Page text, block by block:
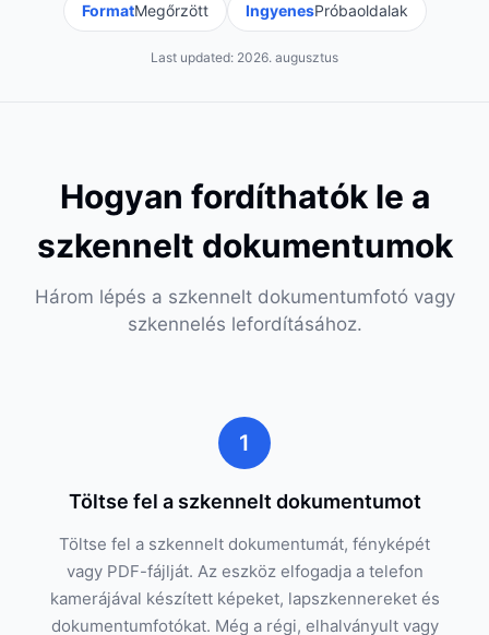
FormatMegőrzött IngyenesPróbaoldalak
Last updated: 2026. augusztus
Hogyan fordíthatók le a
szkennelt dokumentumok
Három lépés a szkennelt dokumentumfotó vagy
szkennelés lefordításához.
1
Töltse fel a szkennelt dokumentumot
Töltse fel a szkennelt dokumentumát, fényképét
vagy PDF-fájlját. Az eszköz elfogadja a telefon
kamerájával készített képeket, lapszkennereket és
dokumentumfotókat. Még a régi, elhalványult vagy